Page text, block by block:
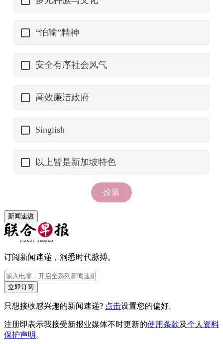
新闻速递
订阅新闻速递，洞悉时代脉搏。
立即订阅
只想接收感兴趣的新闻速递? 点击设置您的偏好。
注册即表示我接受新报业媒体不时更新的使用条款及个人资料
保护声明 。